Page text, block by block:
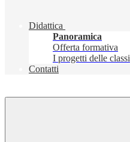
Didattica
Panoramica
Offerta formativa
I progetti delle classi
Contatti